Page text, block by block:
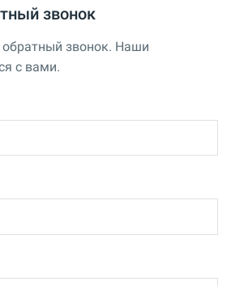
звонок
обратный звонок. Наши
с вами.